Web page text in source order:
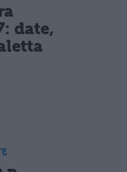
date,